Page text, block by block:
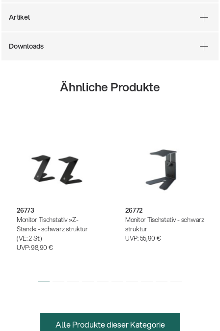
Artikel
Downloads
Ähnliche Produkte
26773
Monitor Tischstativ »Z-
Stand« - schwarz struktur
(VE: 2 St.)
UVP:98,90 €
26772
Monitor Tischstativ - schwarz
struktur
UVP:55,90 €
Alle Produkte dieser Kategorie